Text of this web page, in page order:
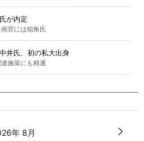
が内定
官には稲角氏
井氏、初の私大出身
施策にも精通
年 8月